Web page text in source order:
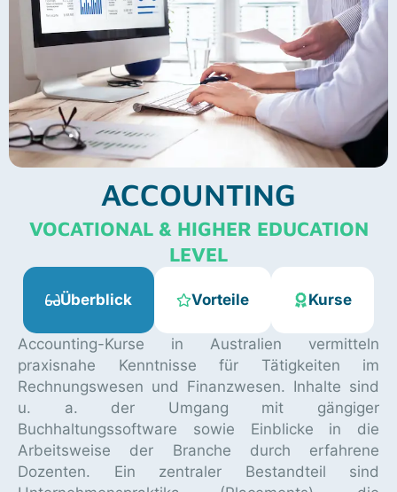
ACCOUNTING
VOCATIONAL & HIGHER EDUCATION
LEVEL
Überblick Vorteile Kurse
Accounting-Kurse in Australien vermitteln
praxisnahe Kenntnisse für Tätigkeiten im
Rechnungswesen und Finanzwesen. Inhalte sind
u. a. der Umgang mit gängiger
Buchhaltungssoftware sowie Einblicke in die
Arbeitsweise der Branche durch erfahrene
Dozenten. Ein zentraler Bestandteil sind